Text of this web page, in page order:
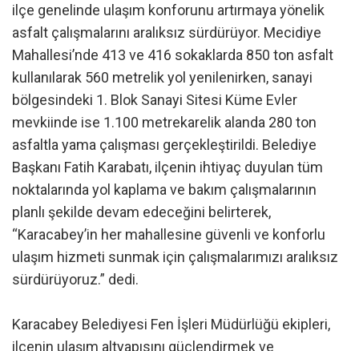
ilçe genelinde ulaşım konforunu artırmaya yönelik
asfalt çalışmalarını aralıksız sürdürüyor. Mecidiye
Mahallesi’nde 413 ve 416 sokaklarda 850 ton asfalt
kullanılarak 560 metrelik yol yenilenirken, sanayi
bölgesindeki 1. Blok Sanayi Sitesi Küme Evler
mevkiinde ise 1.100 metrekarelik alanda 280 ton
asfaltla yama çalışması gerçekleştirildi. Belediye
Başkanı Fatih Karabatı, ilçenin ihtiyaç duyulan tüm
noktalarında yol kaplama ve bakım çalışmalarının
planlı şekilde devam edeceğini belirterek,
“Karacabey’in her mahallesine güvenli ve konforlu
ulaşım hizmeti sunmak için çalışmalarımızı aralıksız
sürdürüyoruz.” dedi.
Karacabey Belediyesi Fen İşleri Müdürlüğü ekipleri,
ilçenin ulaşım altyapısını güçlendirmek ve